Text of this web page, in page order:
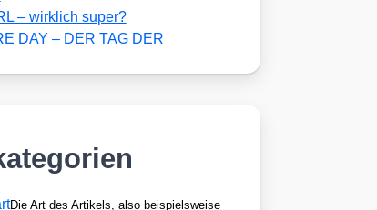
Die Art des Artikels, also beispielsweise